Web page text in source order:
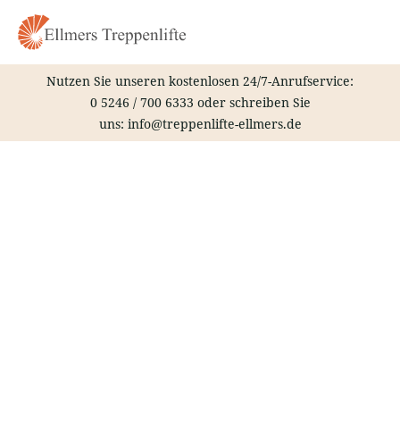
Inhalt
springen
Nutzen Sie unseren kostenlosen 24/7-Anrufservice:
0 5246 / 700 6333 oder schreiben Sie
uns: info@treppenlifte-ellmers.de